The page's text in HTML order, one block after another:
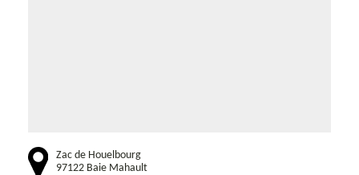
Zac de Houelbourg
97122 Baie Mahault